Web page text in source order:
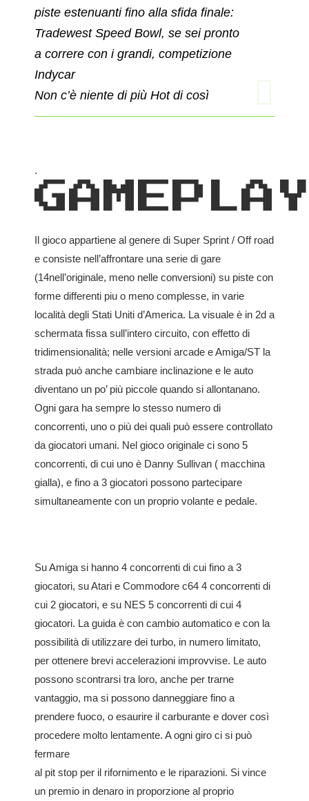
piste estenuanti fino alla sfida finale:
Tradewest Speed Bowl, se sei pronto
a correre con i grandi, competizione
Indycar
Non c’è niente di più Hot di così
.
Il gioco appartiene al genere di Super Sprint / Off road
e consiste nell’affrontare una serie di gare
(14nell’originale, meno nelle conversioni) su piste con
forme differenti piu o meno complesse, in varie
località degli Stati Uniti d’America. La visuale è in 2d a
schermata fissa sull’intero circuito, con effetto di
tridimensionalità; nelle versioni arcade e Amiga/ST la
strada può anche cambiare inclinazione e le auto
diventano un po’ più piccole quando si allontanano.
Ogni gara ha sempre lo stesso numero di
concorrenti, uno o più dei quali può essere controllato
da giocatori umani. Nel gioco originale ci sono 5
concorrenti, di cui uno è Danny Sullivan ( macchina
gialla), e fino a 3 giocatori possono partecipare
simultaneamente con un proprio volante e pedale.
Su Amiga si hanno 4 concorrenti di cui fino a 3
giocatori, su Atari e Commodore c64 4 concorrenti di
cui 2 giocatori, e su NES 5 concorrenti di cui 4
giocatori. La guida è con cambio automatico e con la
possibilità di utilizzare dei turbo, in numero limitato,
per ottenere brevi accelerazioni improvvise. Le auto
possono scontrarsi tra loro, anche per trarne
vantaggio, ma si possono danneggiare fino a
prendere fuoco, o esaurire il carburante e dover così
procedere molto lentamente. A ogni giro ci si può
fermare
al pit stop per il rifornimento e le riparazioni. Si vince
un premio in denaro in proporzione al proprio